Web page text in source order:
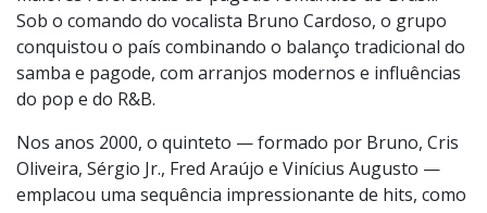
Rio de Janeiro, o grupo Sorriso Maroto começou como
uma brincadeira de amigos e logo se tornou uma das
maiores referências do pagode romântico do Brasil.
Sob o comando do vocalista Bruno Cardoso, o grupo
conquistou o país combinando o balanço tradicional do
samba e pagode, com arranjos modernos e influências
do pop e do R&B.